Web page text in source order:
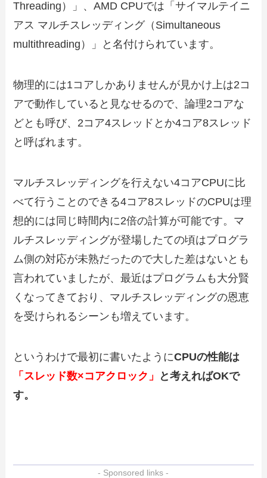
Threading）」、AMD CPUでは「サイマルテイニ
アス マルチスレッディング（Simultaneous
multithreading）」と名付けられています。
物理的には1コアしかありませんが見かけ上は2コ
アで動作していると見なせるので、論理2コアな
どとも呼び、2コア4スレッドとか4コア8スレッド
と呼ばれます。
マルチスレッディングを行えない4コアCPUに比
べて行うことのできる4コア8スレッドのCPUは理
想的には同じ時間内に2倍の計算が可能です。マ
ルチスレッディングが登場したての頃はプログラ
ム側の対応が未熟だったので大した差はないとも
言われていましたが、最近はプログラムも大分賢
くなってきており、マルチスレッディングの恩恵
を受けられるシーンも増えています。
というわけで最初に書いたようにCPUの性能は
「スレッド数×コアクロック」
と考えればOKで
す。
- Sponsored links -